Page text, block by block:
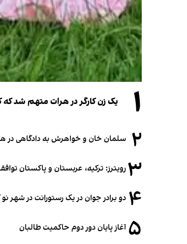
۱ یک زن کارگر در هرات متهم شد که
۲ سلمان خان و خواهرش به دادگاهی در
۳رویترز: ترکیه، عربستان و پاکستان
۴ دو برادر جوان در یک رستورانت در شهر
۵ آغاز پایان دور دوم حاکمیت طالبان